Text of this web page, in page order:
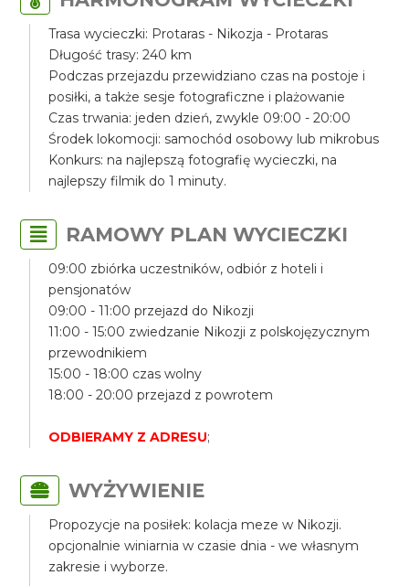
Trasa wycieczki: Protaras - Nikozja - Protaras
Długość trasy: 240 km
Podczas przejazdu przewidziano czas na postoje i
posiłki, a także sesje fotograficzne i plażowanie
Czas trwania: jeden dzień, zwykle 09:00 - 20:00
Środek lokomocji: samochód osobowy lub mikrobus
Konkurs: na najlepszą fotografię wycieczki, na
najlepszy filmik do 1 minuty.
RAMOWY PLAN WYCIECZKI
09:00 zbiórka uczestników, odbiór z hoteli i
pensjonatów
09:00 - 11:00 przejazd do Nikozji
11:00 - 15:00 zwiedzanie Nikozji z polskojęzycznym
przewodnikiem
15:00 - 18:00 czas wolny
18:00 - 20:00 przejazd z powrotem
ODBIERAMY Z ADRESU;
WYŻYWIENIE
Propozycje na posiłek: kolacja meze w Nikozji.
opcjonalnie winiarnia w czasie dnia - we własnym
zakresie i wyborze.